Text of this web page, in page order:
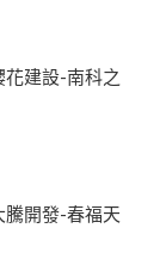
花建設-南科之
騰開發-春福天